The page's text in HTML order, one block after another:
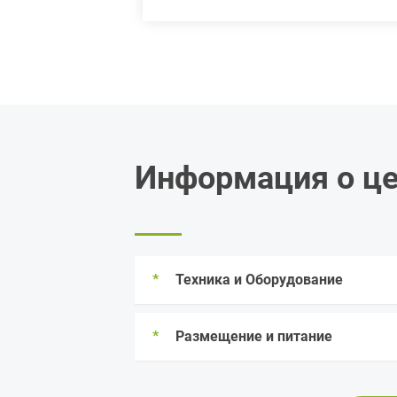
Информация о
* Техника и Оборудование
* Размещение и питание